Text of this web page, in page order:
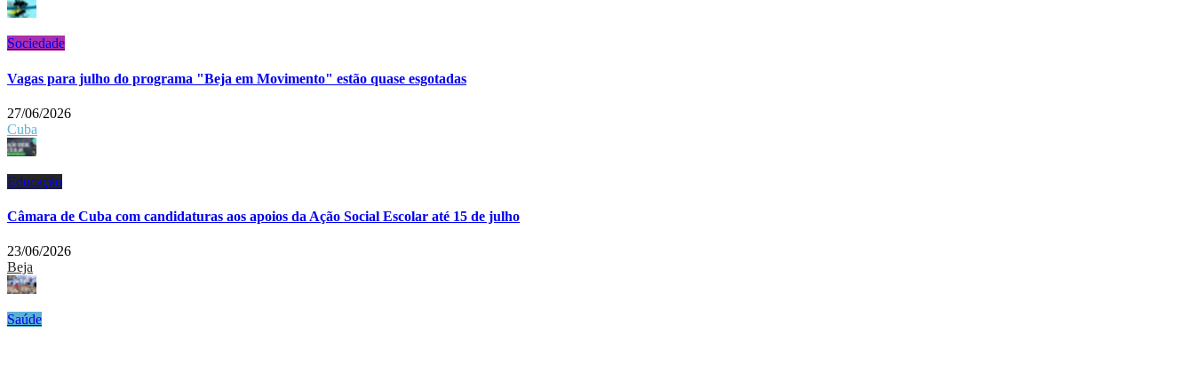
Sociedade
Vagas para julho do programa "Beja em Movimento" estão quase esgotadas
27/06/2026
Cuba
Educação
Câmara de Cuba com candidaturas aos apoios da Ação Social Escolar até 15 de julho
23/06/2026
Beja
Saúde